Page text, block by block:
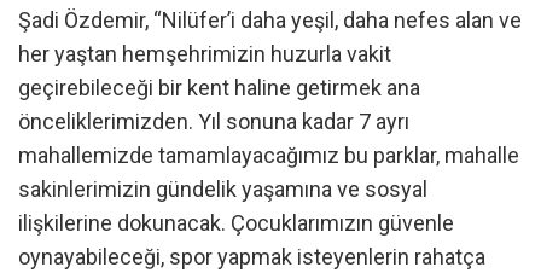
Şadi Özdemir, “Nilüfer’i daha yeşil, daha nefes alan ve
her yaştan hemşehrimizin huzurla vakit
geçirebileceği bir kent haline getirmek ana
önceliklerimizden. Yıl sonuna kadar 7 ayrı
mahallemizde tamamlayacağımız bu parklar, mahalle
sakinlerimizin gündelik yaşamına ve sosyal
ilişkilerine dokunacak. Çocuklarımızın güvenle
oynayabileceği, spor yapmak isteyenlerin rahatça